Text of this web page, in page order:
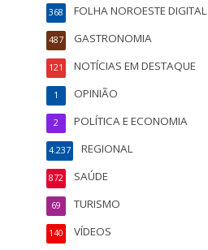
FOLHA NOROESTE DIGITAL
368
GASTRONOMIA
487
NOTÍCIAS EM DESTAQUE
121
OPINIÃO
1
POLÍTICA E ECONOMIA
2
REGIONAL
4.237
SAÚDE
872
TURISMO
69
VÍDEOS
140